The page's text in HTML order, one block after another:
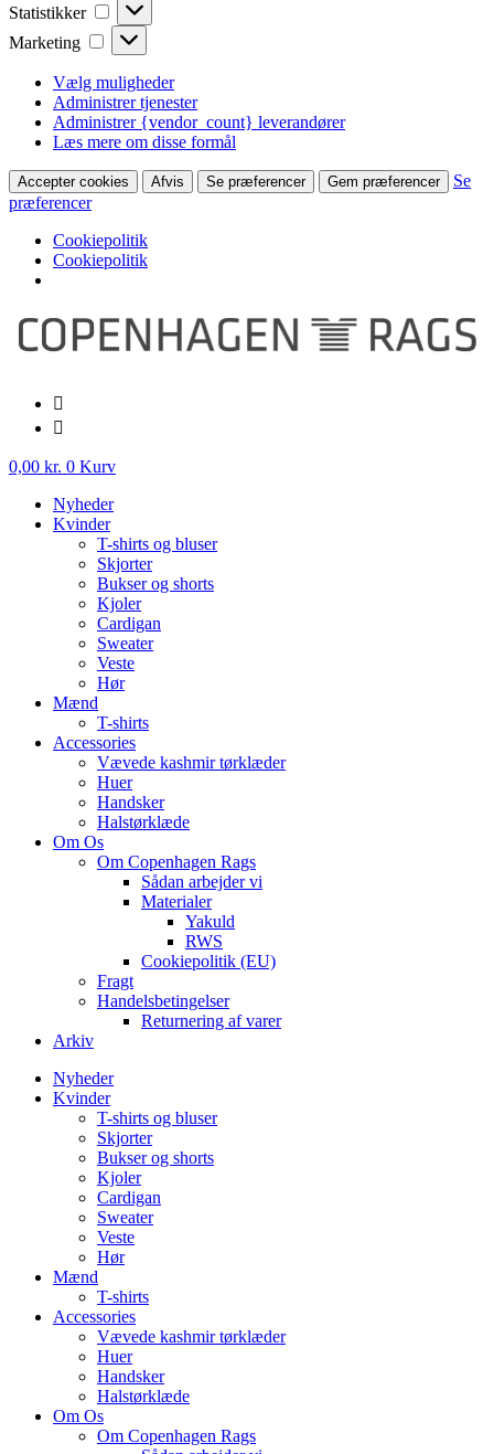
Statistikker Statistikker
Marketing Marketing
Vælg muligheder
Administrer tjenester
Administrer {vendor_count} leverandører
Læs mere om disse formål
Accepter cookies Afvis Se præferencer Gem præferencer
Se
præferencer
Cookiepolitik
Cookiepolitik
Videre
indhold
0,00 kr. 0 Kurv
Nyheder
Kvinder
T-shirts og bluser
Skjorter
Bukser og shorts
Kjoler
Cardigan
Sweater
Veste
Hør
Mænd
T-shirts
Accessories
Vævede kashmir tørklæder
Huer
Handsker
Halstørklæde
Om Os
Om Copenhagen Rags
Sådan arbejder vi
Materialer
Yakuld
RWS
Cookiepolitik (EU)
Fragt
Handelsbetingelser
Returnering af varer
Arkiv
Nyheder
Kvinder
T-shirts og bluser
Skjorter
Bukser og shorts
Kjoler
Cardigan
Sweater
Veste
Hør
Mænd
T-shirts
Accessories
Vævede kashmir tørklæder
Huer
Handsker
Halstørklæde
Om Os
Om Copenhagen Rags